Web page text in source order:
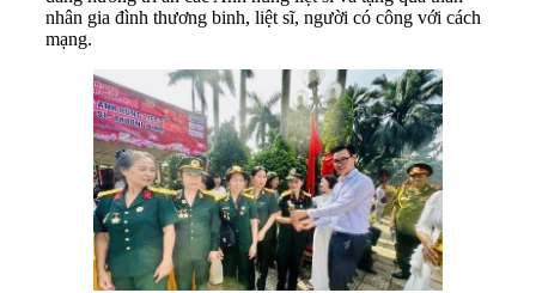
nhân gia đình thương binh, liệt sĩ, người có công với cách
mạng.